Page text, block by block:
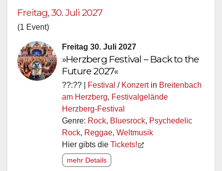
Freitag, 30. Juli 2027
(1 Event)
Freitag 30. Juli 2027
»Herzberg Festival – Back to the
Future 2027«
??:?? | Festival / Konzertin Breitenbach
am Herzberg, Festivalgelände
Herzberg-Festival
Genre: Rock, Bluesrock, Psychedelic
Rock, Reggae, Weltmusik
Hier gibts die Tickets!
mehr Details